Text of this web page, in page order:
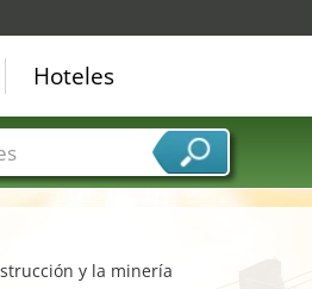
y la minería
Hoteles
de servicios